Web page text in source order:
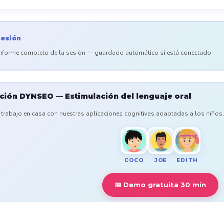
completo de la sesión — guardado automático si está conectado
DYNSEO — Estimulación del lenguaje oral
en casa con nuestras aplicaciones cognitivas adaptadas a los niños.
COCO JOE EDITH
📅 Demo gratuita 30 min